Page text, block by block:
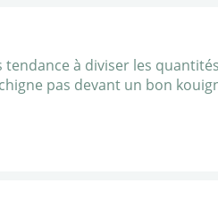
tendance à diviser les
pas devant un bon